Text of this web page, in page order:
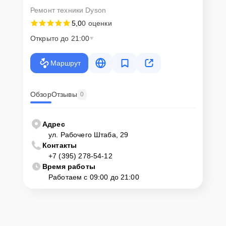
Ремонт техники Dyson
5,00 оценки
Открыто до 21:00
Маршрут
ОбзорОтзывы 0
Адрес
ул. Рабочего Штаба, 29
Контакты
+7 (395) 278-54-12
Время работы
Работаем с 09:00 до 21:00